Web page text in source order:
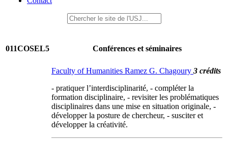
011COSEL5 Conférences et séminaires
Faculty of Humanities Ramez G. Chagoury 3 crédits
- pratiquer l’interdisciplinarité, - compléter la
formation disciplinaire, - revisiter les problématiques
disciplinaires dans une mise en situation originale, -
développer la posture de chercheur, - susciter et
développer la créativité.